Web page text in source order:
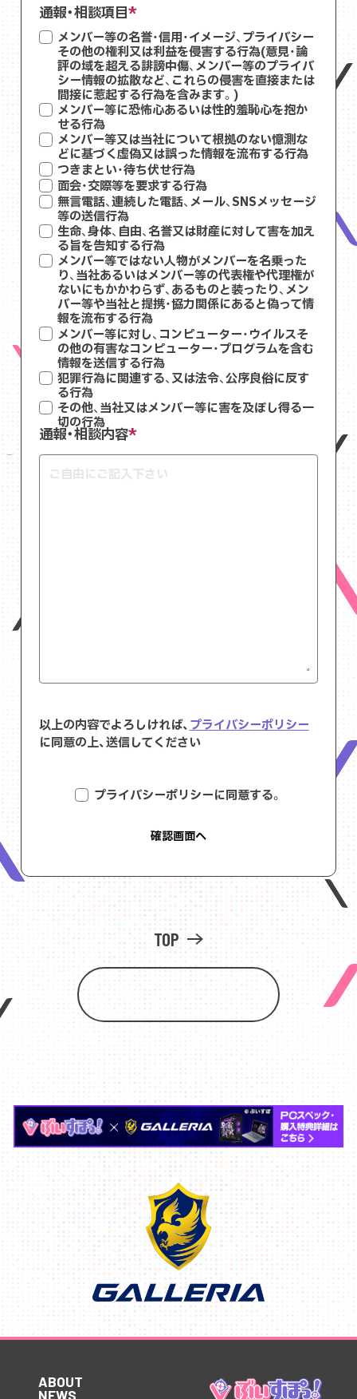
通報・相談項目
メンバー等の名誉・信用・イメージ、プライバシー
その他の権利又は利益を侵害する行為(意見・論
評の域を超える誹謗中傷、メンバー等のプライバ
シー情報の拡散など、これらの侵害を直接または
間接に惹起する行為を含みます。)
メンバー等に恐怖心あるいは性的羞恥心を抱か
せる行為
メンバー等又は当社について根拠のない憶測な
どに基づく虚偽又は誤った情報を流布する行為
つきまとい・待ち伏せ行為
面会・交際等を要求する行為
無言電話、連続した電話、メール、SNSメッセージ
等の送信行為
生命、身体、自由、名誉又は財産に対して害を加え
る旨を告知する行為
メンバー等ではない人物がメンバーを名乗った
り、当社あるいはメンバー等の代表権や代理権が
ないにもかかわらず、あるものと装ったり、メン
バー等や当社と提携・協力関係にあると偽って情
報を流布する行為
メンバー等に対し、コンピューター・ウイルスそ
の他の有害なコンピューター・プログラムを含む
情報を送信する行為
犯罪行為に関連する、又は法令、公序良俗に反す
る行為
その他、当社又はメンバー等に害を及ぼし得る一
切の行為
通報・相談内容
以上の内容でよろしければ、プライバシーポリシー
に同意の上、送信してください
プライバシーポリシーに同意する。
TOP
ABOUT
NEWS